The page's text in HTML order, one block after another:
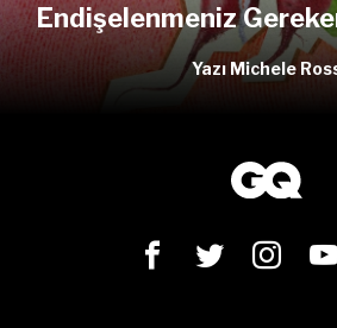
Endişelenmeniz
Yazı Michele